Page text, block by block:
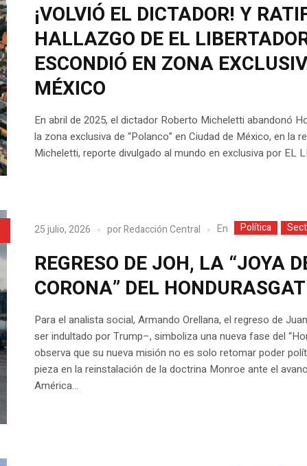
¡VOLVIÓ EL DICTADOR! Y
HALLAZGO DE EL
ESCONDIÓ EN ZONA
MÉXICO
En abril de 2025, el dictador Roberto Micheletti abandonó
la zona exclusiva de “Polanco” en Ciudad de México, en la
Micheletti, reporte divulgado al mundo en exclusiva por EL
25 julio, 2026 porRedacción Central En Política
REGRESO DE JOH, LA “JOYA
CORONA” DEL
Para el analista social, Armando Orellana, el regreso de
ser indultado por Trump–, simboliza una nueva fase del
observa que su nueva misión no es solo retomar poder
pieza en la reinstalación de la doctrina Monroe ante el
América...